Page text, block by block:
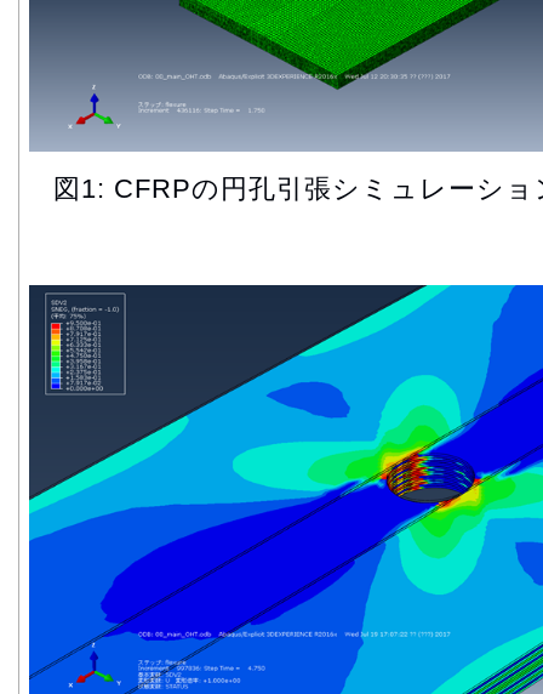
図1: CFRPの円孔引張シミュレーシ